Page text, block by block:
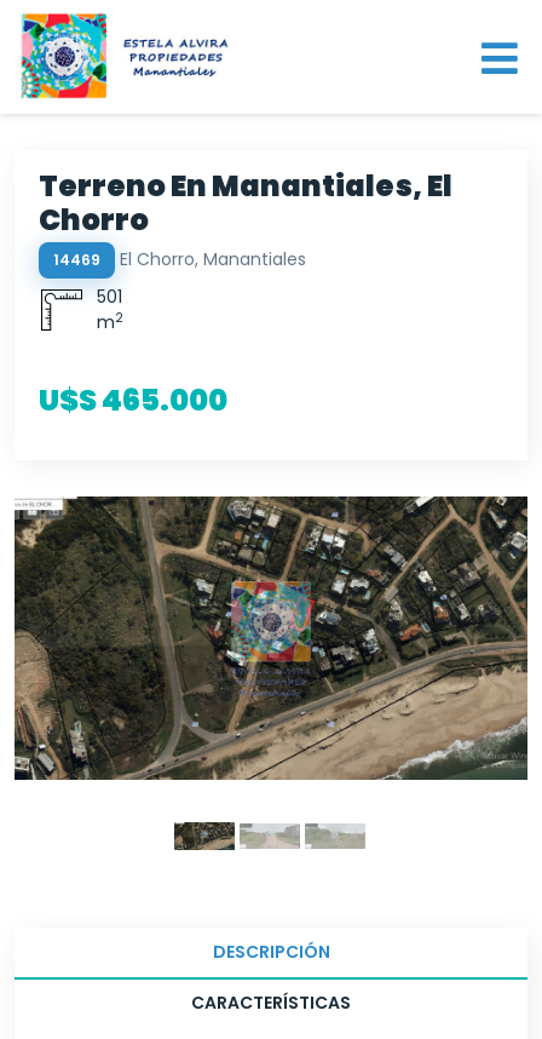
Terreno En Manantiales, El
Chorro
14469
El Chorro, Manantiales
501
m2
U$S 465.000
DESCRIPCIÓN
CARACTERÍSTICAS